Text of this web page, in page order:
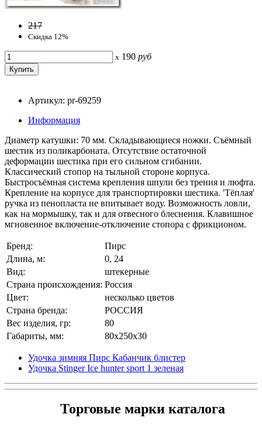
217
Скидка 12%
x 190 руб
Артикул: pr-69259
Информация
Диаметр катушки: 70 мм. Складывающиеся ножки. Съёмный
шестик из поликарбоната. Отсутствие остаточной
деформации шестика при его сильном сгибании.
Классический стопор на тыльной стороне корпуса.
Быстросъёмная система крепления шпули без трения и люфта.
Крепление на корпусе для транспортировки шестика. 'Тёплая'
ручка из пенопласта не впитывает воду. Возможность ловли,
как на мормышку, так и для отвесного блеснения. Клавишное
мгновенное включение-отключение стопора с фрикционом.
Бренд:
Пирс
Длина, м:
0, 24
Вид:
штекерные
Страна происхождения: Россия
Цвет:
несколько цветов
Страна бренда:
РОССИЯ
Вес изделия, гр:
80
Габариты, мм:
80x250x30
Удочка зимняя Пирс Кабанчик блистер
Удочка Stinger Ice hunter sport 1 зеленая
Торговые марки каталога